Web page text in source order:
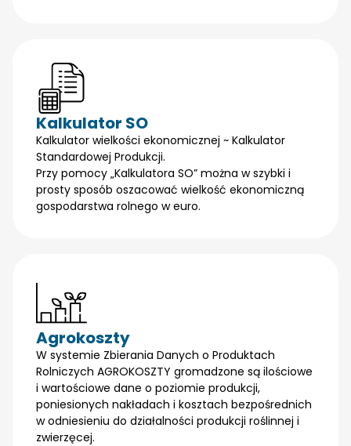
Kalkulator SO
Kalkulator wielkości ekonomicznej ~ Kalkulator
Standardowej Produkcji.
Przy pomocy „Kalkulatora SO” można w szybki i
prosty sposób oszacować wielkość ekonomiczną
gospodarstwa rolnego w euro.
Agrokoszty
W systemie Zbierania Danych o Produktach
Rolniczych AGROKOSZTY gromadzone są ilościowe
i wartościowe dane o poziomie produkcji,
poniesionych nakładach i kosztach bezpośrednich
w odniesieniu do działalności produkcji roślinnej i
zwierzęcej.